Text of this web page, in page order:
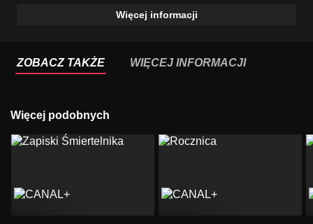
Więcej informacji
ZOBACZ TAKŻE WIĘCEJ INFORMACJI
Więcej podobnych